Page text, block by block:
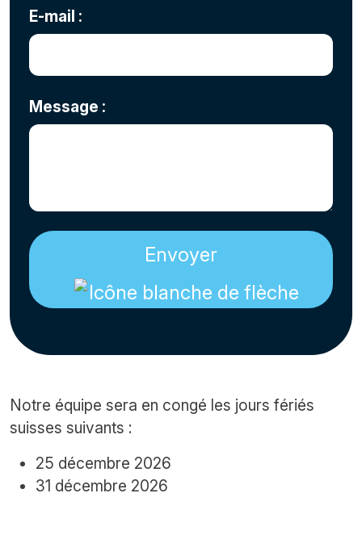
E-mail :
Message :
Envoyer
Notre équipe sera en congé les jours fériés
suisses suivants :
25 décembre 2026
31 décembre 2026